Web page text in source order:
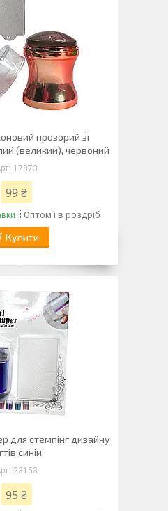
прозорий зі
(великий), червоний
17873
99 ₴
Оптом і в роздріб
Купити
для стемпінг дизайну
синій
23153
95 ₴